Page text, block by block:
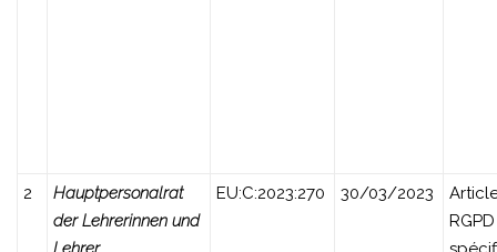
2
Hauptpersonalrat
der Lehrerinnen und
EU:C:2023:270 30/03/2023